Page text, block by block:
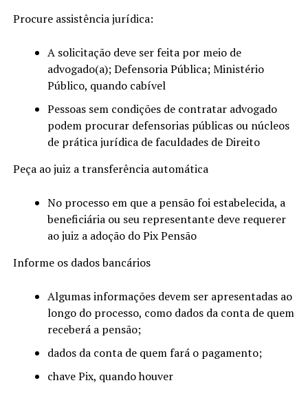
Procure assistência jurídica:
A solicitação deve ser feita por meio de
advogado(a); Defensoria Pública; Ministério
Público, quando cabível
Pessoas sem condições de contratar advogado
podem procurar defensorias públicas ou núcleos
de prática jurídica de faculdades de Direito
Peça ao juiz a transferência automática
No processo em que a pensão foi estabelecida, a
beneficiária ou seu representante deve requerer
ao juiz a adoção do Pix Pensão
Informe os dados bancários
Algumas informações devem ser apresentadas ao
longo do processo, como dados da conta de quem
receberá a pensão;
dados da conta de quem fará o pagamento;
chave Pix, quando houver